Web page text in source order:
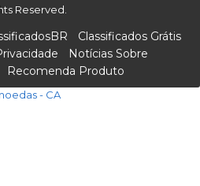
Reserved.
Classificados Grátis
Notícias Sobre
Recomenda Produto
- CA